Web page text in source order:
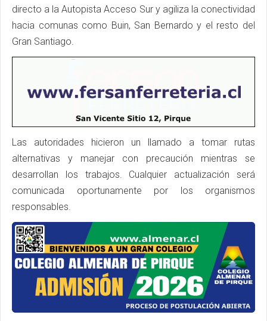
directo a la Autopista Acceso Sur y agiliza la conectividad
hacia comunas como Buin, San Bernardo y el resto del
Gran Santiago.
Las autoridades hicieron un llamado a tomar rutas
alternativas y manejar con precaución mientras se
desarrollan los trabajos. Cualquier actualización será
comunicada oportunamente por los organismos
responsables.